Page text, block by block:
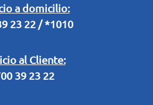
a domicilio:
23 22 / *1010
al Cliente:
39 23 22
partido de fútbol "Tu ídolo"